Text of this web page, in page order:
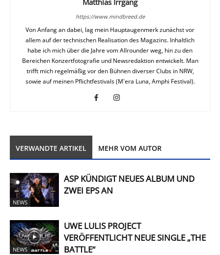
Matthias Irrgang
https://www.mindbreed.de
Von Anfang an dabei, lag mein Hauptaugenmerk zunächst vor
allem auf der technischen Realisation des Magazins. Inhaltlich
habe ich mich über die Jahre vom Allrounder weg, hin zu den
Bereichen Konzertfotografie und Newsredaktion entwickelt. Man
trifft mich regelmäßig vor den Bühnen diverser Clubs in NRW,
sowie auf meinen Pflichtfestivals (M'era Luna, Amphi Festival).
VERWANDTE ARTIKEL MEHR VOM AUTOR
NEWS
ASP KÜNDIGT NEUES ALBUM UND
ZWEI EPS AN
NEWS
UWE LULIS PROJECT
VERÖFFENTLICHT NEUE SINGLE „THE
BATTLE“